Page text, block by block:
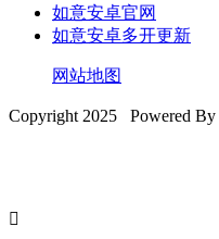
如意安卓官网
如意安卓多开更新
网站地图
Copyright 2025 Powered By
